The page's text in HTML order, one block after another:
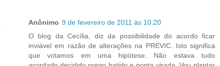
Anônimo 9 de fevereiro de 2011 às 10:20
O blog da Cecília, diz da possibilidade do acordo ficar
inviável em razão de alterações na PREVIC. Isto significa
que votamos em uma hipótese. Não estava tudo